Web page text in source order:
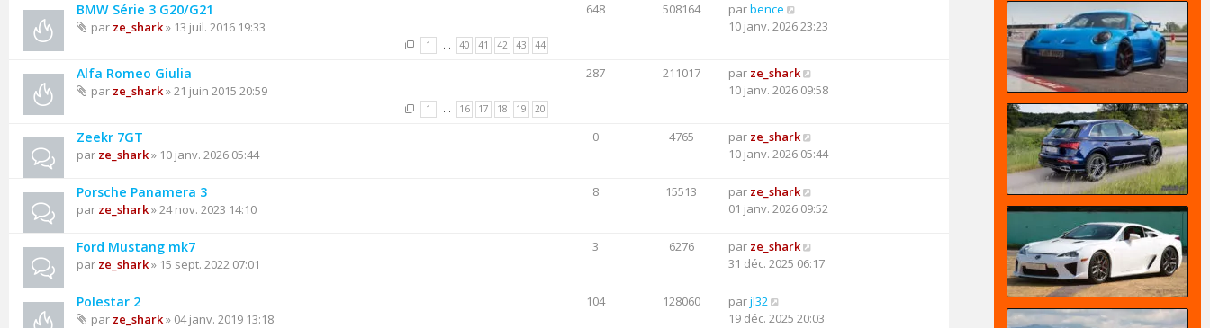
BMW Série 3 G20/G21
par ze_shark» 13 juil. 2016 19:33
1 … 40 41 42 43 44
648 508164 parbence
10 janv. 2026 23:23
Alfa Romeo Giulia
par ze_shark» 21 juin 2015 20:59
1 … 16 17 18 19 20
287 211017 par ze_shark
10 janv. 2026 09:58
Zeekr 7GT
par ze_shark» 10 janv. 2026 05:44
0 4765 par ze_shark
10 janv. 2026 05:44
Porsche Panamera 3
par ze_shark» 24 nov. 2023 14:10
8 15513 par ze_shark
01 janv. 2026 09:52
Ford Mustang mk7
par ze_shark» 15 sept. 2022 07:01
3 6276 par ze_shark
31 déc. 2025 06:17
Polestar 2
par ze_shark» 04 janv. 2019 13:18
104 128060 parjl32
19 déc. 2025 20:03